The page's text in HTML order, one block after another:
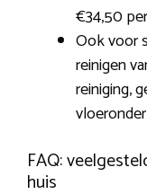
€34,50
Ook voor
reinigen
reiniging,
FAQ:
huis